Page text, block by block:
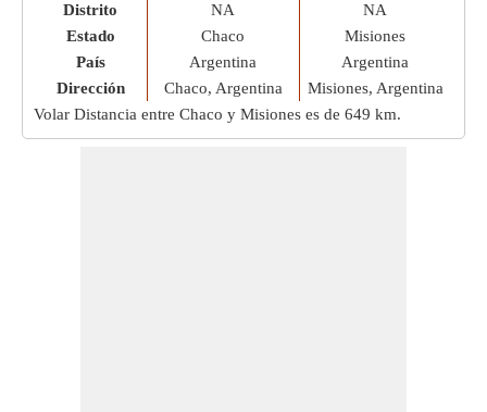
Distrito
Estado
País
Dirección
NA
Chaco
Argentina
Chaco, Argentina
NA
Misiones
Argentina
Misiones, Argentina
Volar Distancia entre Chaco y Misiones es de 649 km.